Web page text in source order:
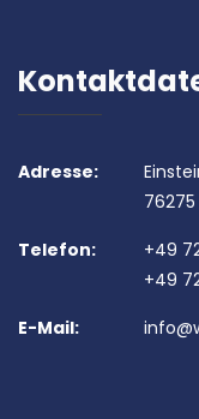
Adresse:
Telefon:
+49
+49
E-Mail: